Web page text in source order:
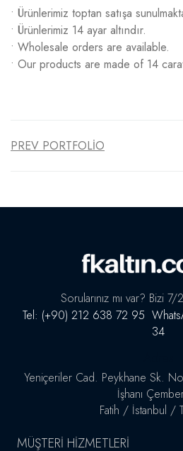
• Ürünlerimiz toptan satışa
• Ürünlerimiz 14 ayar altındır.
• Wholesale orders are available.
• Our products are made of 14
PREV PORTFOLIO
Sorularınız mı var? Bizi
Tel: (+90) 212 638 72 95
34
Yeniçeriler Cad. Peykhane Sk.
İşhanı
Fatih / İstanbul /
MÜŞTERI HIZMETLERI